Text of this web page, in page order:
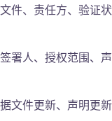
件、责任方、验证状
署人、授权范围、声
文件更新、声明更新